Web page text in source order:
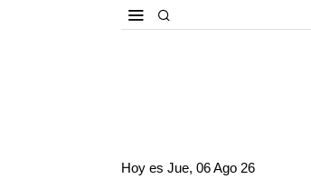
Hoy esJue, 06 Ago 26